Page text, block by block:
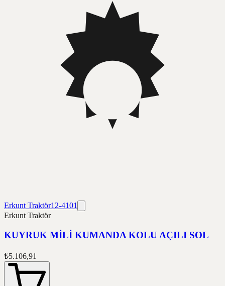
Erkunt Traktör12-4101
Erkunt Traktör
KUYRUK MİLİ KUMANDA KOLU AÇILI SOL
₺5.106,91